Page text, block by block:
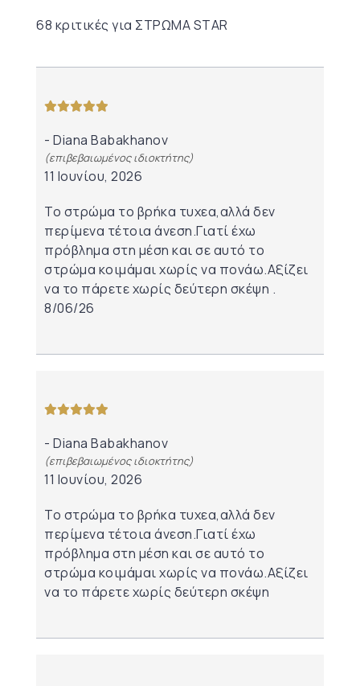
68 κριτικές για ΣΤΡΩΜΑ STAR
από 5
Diana Babakhanov
(επιβεβαιωμένος ιδιοκτήτης)
11 Ιουνίου, 2026
Το στρώμα το βρήκα τυχεα,αλλά δεν
περίμενα τέτοια άνεση.Γιατί έχω
πρόβλημα στη μέση και σε αυτό το
στρώμα κοιμάμαι χωρίς να πονάω.Αξίζει
να το πάρετε χωρίς δεύτερη σκέψη .
8/06/26
από 5
Diana Babakhanov
(επιβεβαιωμένος ιδιοκτήτης)
11 Ιουνίου, 2026
Το στρώμα το βρήκα τυχεα,αλλά δεν
περίμενα τέτοια άνεση.Γιατί έχω
πρόβλημα στη μέση και σε αυτό το
στρώμα κοιμάμαι χωρίς να πονάω.Αξίζει
να το πάρετε χωρίς δεύτερη σκέψη